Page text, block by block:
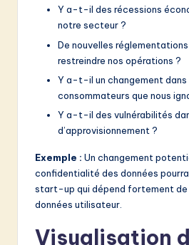
Y a-t-il des récessions
notre secteur ?
De nouvelles
restreindre nos opérations ?
Y a-t-il un changement
consommateurs que nous
Y a-t-il des vulnérabilités
d’approvisionnement ?
Exemple : Un changement
confidentialité des données
start-up qui dépend fortement
données utilisateur.
Visualisation